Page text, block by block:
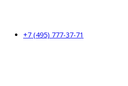
+7 (495) 777-37-71